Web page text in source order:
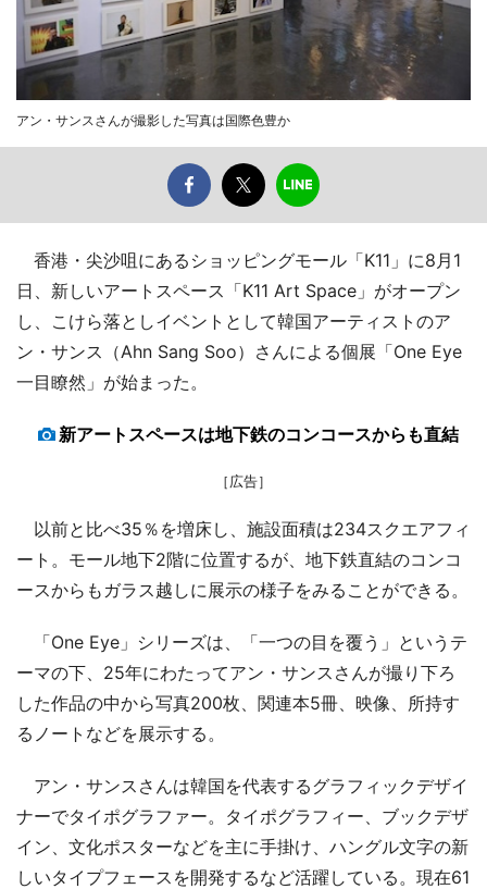
アン・サンスさんが撮影した写真は国際色豊か
香港・尖沙咀にあるショッピングモール「K11」に8月1
日、新しいアートスペース「K11 Art Space」がオープン
し、こけら落としイベントとして韓国アーティストのア
ン・サンス（Ahn Sang Soo）さんによる個展「One Eye
一目瞭然」が始まった。
新アートスペースは地下鉄のコンコースからも直結
［広告］
以前と比べ35％を増床し、施設面積は234スクエアフィ
ート。モール地下2階に位置するが、地下鉄直結のコンコ
ースからもガラス越しに展示の様子をみることができる。
「One Eye」シリーズは、「一つの目を覆う」というテ
ーマの下、25年にわたってアン・サンスさんが撮り下ろ
した作品の中から写真200枚、関連本5冊、映像、所持す
るノートなどを展示する。
アン・サンスさんは韓国を代表するグラフィックデザイ
ナーでタイポグラファー。タイポグラフィー、ブックデザ
イン、文化ポスターなどを主に手掛け、ハングル文字の新
しいタイプフェースを開発するなど活躍している。現在61